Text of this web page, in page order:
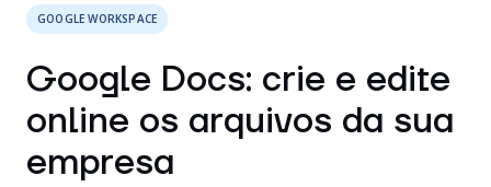
GOOGLE WORKSPACE
Google Docs: crie e edite
online os arquivos da sua
empresa